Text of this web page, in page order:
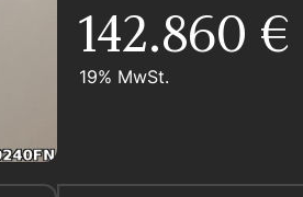
142.860 €
19% MwSt.